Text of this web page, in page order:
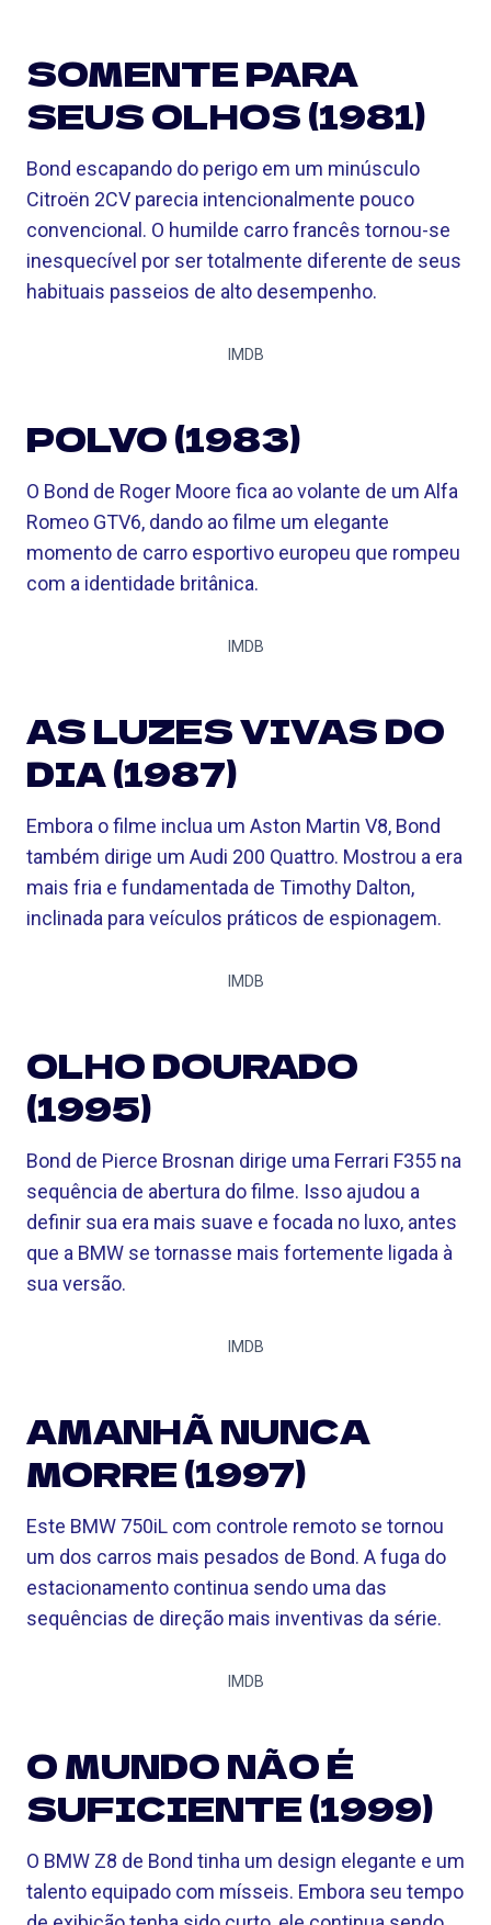
SOMENTE PARA
SEUS OLHOS (1981)
Bond escapando do perigo em um minúsculo
Citroën 2CV parecia intencionalmente pouco
convencional. O humilde carro francês tornou-se
inesquecível por ser totalmente diferente de seus
habituais passeios de alto desempenho.
IMDB
POLVO (1983)
O Bond de Roger Moore fica ao volante de um Alfa
Romeo GTV6, dando ao filme um elegante
momento de carro esportivo europeu que rompeu
com a identidade britânica.
IMDB
AS LUZES VIVAS DO
DIA (1987)
Embora o filme inclua um Aston Martin V8, Bond
também dirige um Audi 200 Quattro. Mostrou a era
mais fria e fundamentada de Timothy Dalton,
inclinada para veículos práticos de espionagem.
IMDB
OLHO DOURADO
(1995)
Bond de Pierce Brosnan dirige uma Ferrari F355 na
sequência de abertura do filme. Isso ajudou a
definir sua era mais suave e focada no luxo, antes
que a BMW se tornasse mais fortemente ligada à
sua versão.
IMDB
AMANHÃ NUNCA
MORRE (1997)
Este BMW 750iL com controle remoto se tornou
um dos carros mais pesados ​​de Bond. A fuga do
estacionamento continua sendo uma das
sequências de direção mais inventivas da série.
IMDB
O MUNDO NÃO É
SUFICIENTE (1999)
O BMW Z8 de Bond tinha um design elegante e um
talento equipado com mísseis. Embora seu tempo